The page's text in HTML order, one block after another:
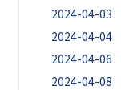
2024-04-03
2024-04-04
2024-04-06
2024-04-08